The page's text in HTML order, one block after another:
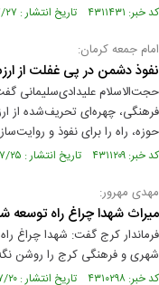
کد خبر: ۴۳۱۱۴۳۱ تاریخ انتشار : ۱۴۰۴/۰۷/۲۷
امام جمعه کرمان:
نفوذ دشمن در پی غفلت از
حجت‌الاسلام علیدادی‌سلیمانی
فرهنگی، چهره‌ای تحریف‌شده از
حوزه، راه را برای نفوذ و
کد خبر: ۴۳۱۱۲۰۹ تاریخ انتشار : ۱۴۰۴/۰۷/۲۵
مهدی مهرور:
میراث شهدا چراغ راه
فرماندار کرج گفت: شهدا چراغ
شهری و فرهنگی کرج را روشن
کد خبر: ۴۳۱۰۲۹۸ تاریخ انتشار : ۱۴۰۴/۰۷/۲۰